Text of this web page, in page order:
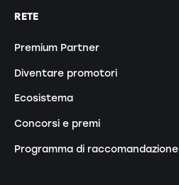
RETE
Premium Partner
Diventare promotori
Ecosistema
Concorsi e premi
Programma di raccomandazione